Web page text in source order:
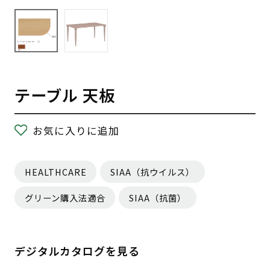
テーブル 天板
お気に入りに追加
HEALTHCARE SIAA（抗ウイルス）
グリーン購入法適合 SIAA（抗菌）
デジタルカタログを見る